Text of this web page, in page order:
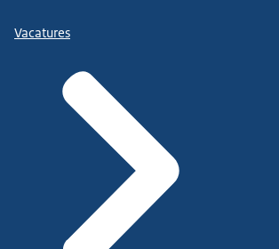
Vacatures